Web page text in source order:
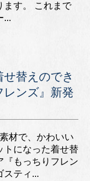
ます。 これまで
...
替えのでき
レンズ』新発
材で、かわいい
トになった着せ替
『もっちりフレン
スティ...